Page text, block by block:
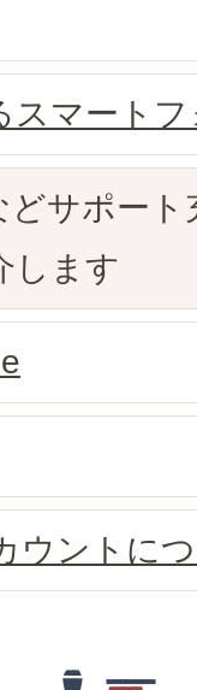
スマート
どサポー
します
ウントに